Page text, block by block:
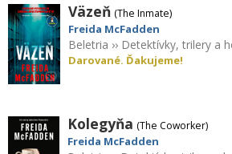
Väzeň (The Inmate)
Freida McFadden
Beletria ›› Detektívky, trilery a
Darované. Ďakujeme!
Kolegyňa (The Coworker)
Freida McFadden